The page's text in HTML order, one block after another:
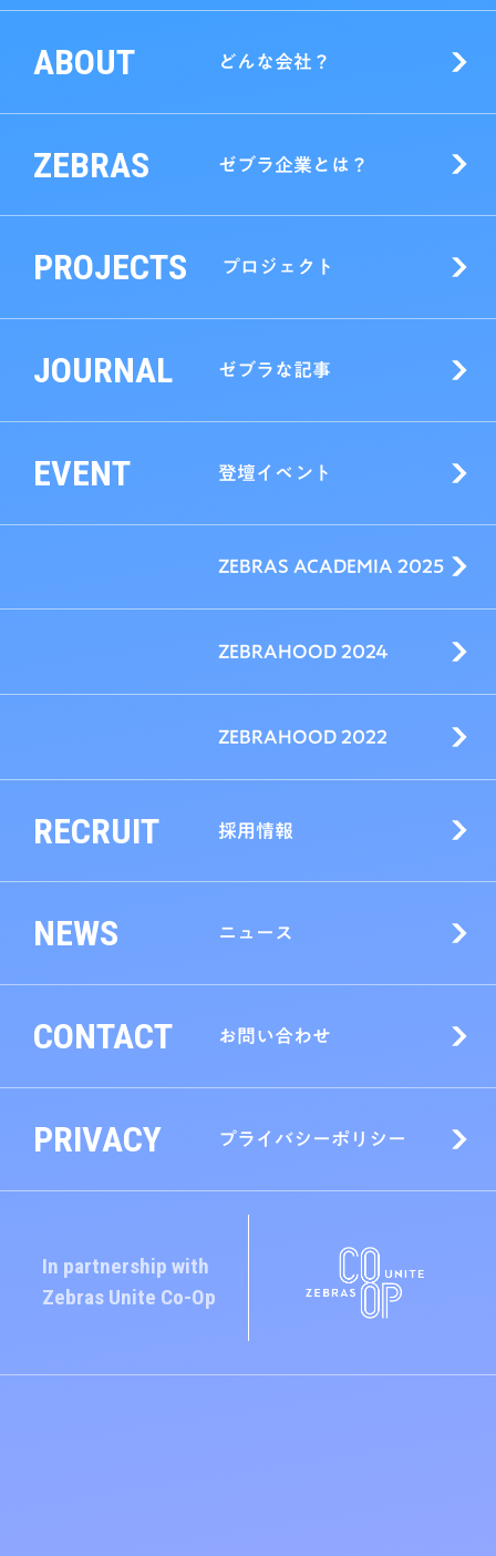
ABOUT どんな会社？
ZEBRAS ゼブラ企業とは？
PROJECTS プロジェクト
JOURNAL ゼブラな記事
EVENT 登壇イベント
ZEBRAS ACADEMIA 2025
ZEBRAHOOD 2024
ZEBRAHOOD 2022
RECRUIT 採用情報
NEWS ニュース
CONTACT お問い合わせ
PRIVACY プライバシーポリシー
In partnership with
Zebras Unite Co-Op